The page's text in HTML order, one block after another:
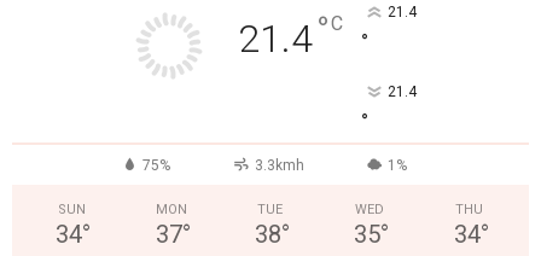
21.4°C 21.4
°
21.4
°
75% 3.3kmh 1%
SUN
34°
MON
37°
TUE
38°
WED
35°
THU
34°